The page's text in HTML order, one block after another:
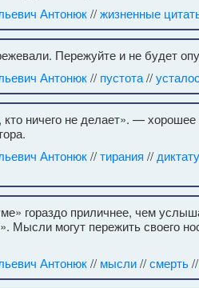
Антонюк//жизненные
Пережуйте и не будет
Антонюк// пустота//
ничего не делает». —
Антонюк//тирания //
гораздо приличнее, чем
Мысли могут пережить своего
Антонюк// мысли//смерть